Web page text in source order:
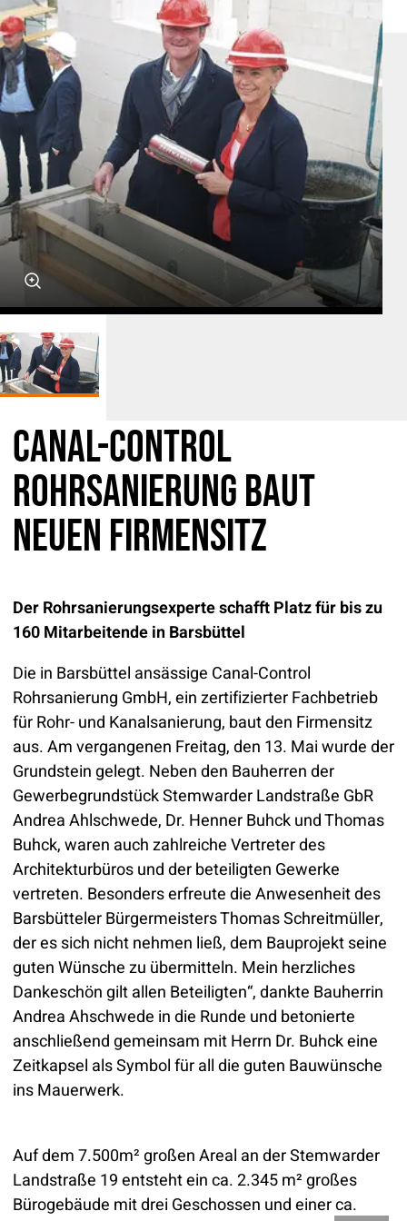
Ein Unternehmen der Service-Hotline: 04542 800 888
Canal-Control
Rohrsanierung baut
neuen Firmensitz
Der Rohrsanierungsexperte schafft Platz für bis zu
160 Mitarbeitende in Barsbüttel
Die in Barsbüttel ansässige Canal-Control
Rohrsanierung GmbH, ein zertifizierter Fachbetrieb
für Rohr- und Kanalsanierung, baut den Firmensitz
aus. Am vergangenen Freitag, den 13. Mai wurde der
Grundstein gelegt. Neben den Bauherren der
Gewerbegrundstück Stemwarder Landstraße GbR
Andrea Ahlschwede, Dr. Henner Buhck und Thomas
Buhck, waren auch zahlreiche Vertreter des
Architekturbüros und der beteiligten Gewerke
vertreten. Besonders erfreute die Anwesenheit des
Barsbütteler Bürgermeisters Thomas Schreitmüller,
der es sich nicht nehmen ließ, dem Bauprojekt seine
guten Wünsche zu übermitteln. Mein herzliches
Dankeschön gilt allen Beteiligten“, dankte Bauherrin
Andrea Ahschwede in die Runde und betonierte
anschließend gemeinsam mit Herrn Dr. Buhck eine
Zeitkapsel als Symbol für all die guten Bauwünsche
ins Mauerwerk.
Auf dem 7.500m² großen Areal an der Stemwarder
Landstraße 19 entsteht ein ca. 2.345 m² großes
Bürogebäude mit drei Geschossen und einer ca.